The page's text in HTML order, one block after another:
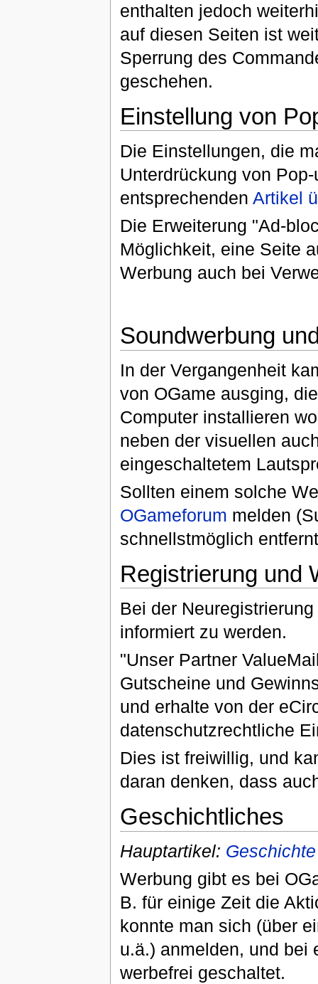
enthalten jedoch
auf diesen Seiten ist
Sperrung des
geschehen.
Einstellung von
Die Einstellungen, die
Unterdrückung von
entsprechenden Artikel
Die Erweiterung "Ad-
Möglichkeit, eine Seite
Werbung auch bei
Soundwerbung
In der Vergangenheit
von OGame ausging,
Computer installieren
neben der visuellen
eingeschaltetem
Sollten einem solche
OGameforum melden
schnellstmöglich
Registrierung und
Bei der
informiert zu werden.
"Unser Partner
Gutscheine und
und erhalte von der
datenschutzrechtliche
Dies ist freiwillig, und
daran denken, dass
Geschichtliches
Hauptartikel:
Werbung gibt es bei
B. für einige Zeit die
konnte man sich (über
u.ä.) anmelden, und bei
werbefrei geschaltet.